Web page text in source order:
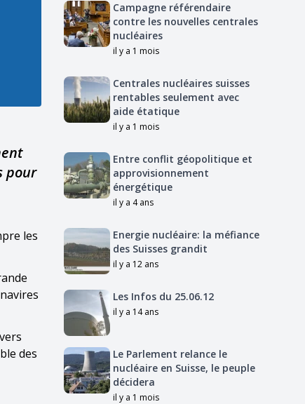
pour
les
des
Campagne référendaire
contre les nouvelles centrales
nucléaires
il y a 1 mois
Centrales nucléaires suisses
rentables seulement avec
aide étatique
il y a 1 mois
Entre conflit géopolitique et
approvisionnement
énergétique
il y a 4 ans
Energie nucléaire: la méfiance
des Suisses grandit
il y a 12 ans
Les Infos du 25.06.12
il y a 14 ans
Le Parlement relance le
nucléaire en Suisse, le peuple
décidera
il y a 1 mois